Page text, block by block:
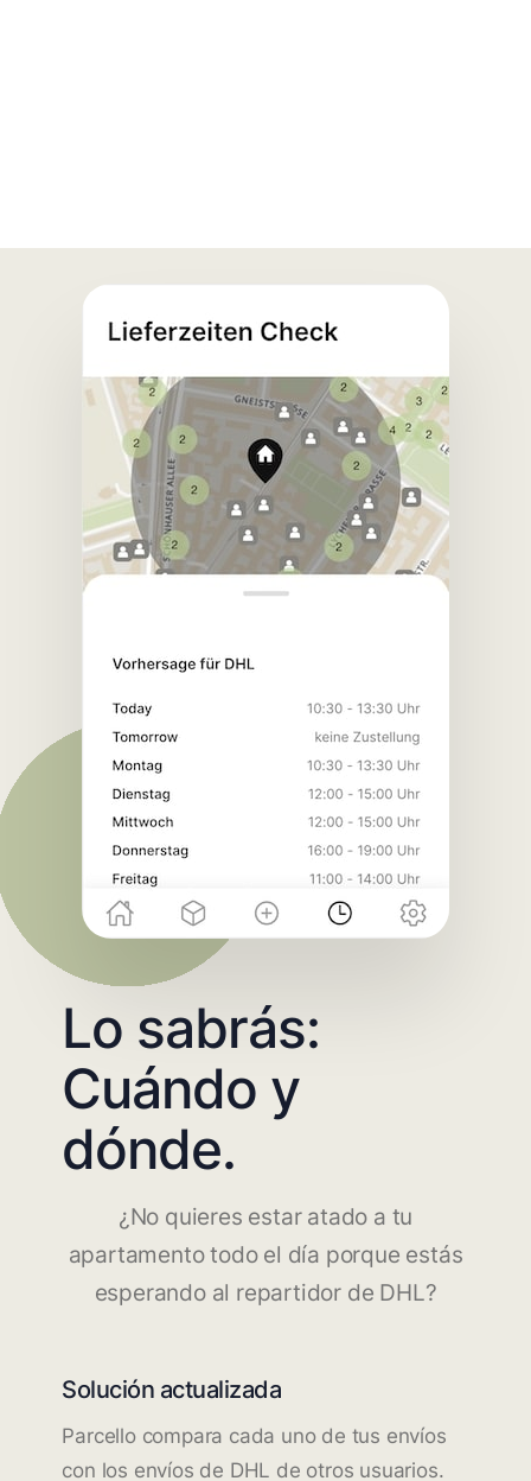
Lo sabrás:
Cuándo y
dónde.
¿No quieres estar atado a tu
apartamento todo el día porque estás
esperando al repartidor de DHL?
Solución actualizada
Parcello compara cada uno de tus envíos
con los envíos de DHL de otros usuarios.